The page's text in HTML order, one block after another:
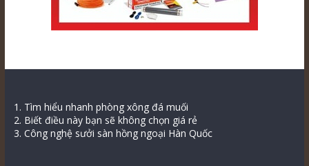
1. Tìm hiểu nhanh phòng xông đá muối
2. Biết điều này bạn sẽ không chọn giá rẻ
3. Công nghệ sưởi sàn hồng ngoại Hàn Quốc